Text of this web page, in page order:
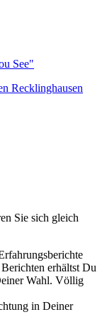
See"
Recklinghausen
Sie sich gleich
erhältst Du
Wahl. Völlig
in Deiner